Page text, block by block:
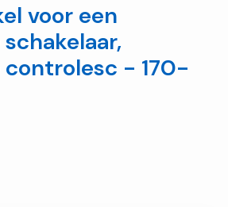
voor een
- 170-